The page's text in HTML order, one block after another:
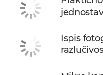
KUPITE TINTU
Ispis